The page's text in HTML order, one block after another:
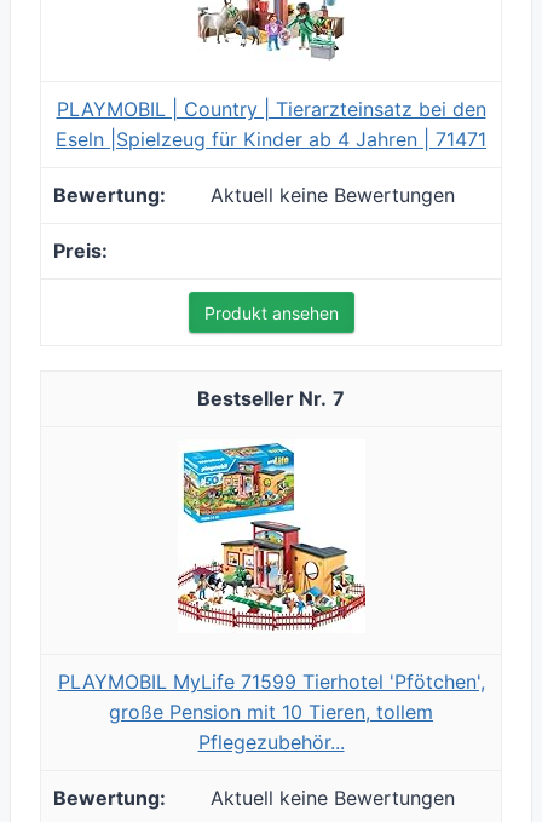
PLAYMOBIL | Country | Tierarzteinsatz bei den
Eseln |Spielzeug für Kinder ab 4 Jahren | 71471
Aktuell keine Bewertungen
Produkt ansehen
7
PLAYMOBIL MyLife 71599 Tierhotel 'Pfötchen',
große Pension mit 10 Tieren, tollem
Pflegezubehör...
Aktuell keine Bewertungen